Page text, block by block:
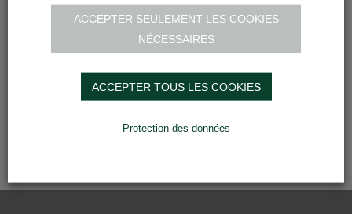
High Protein Pizza – Cuidado Sports Olivier Flick – 06/2018
ACCEPTER SEULEMENT LES COOKIES
NÉCESSAIRES
ACCEPTER TOUS LES COOKIES
Protection des données